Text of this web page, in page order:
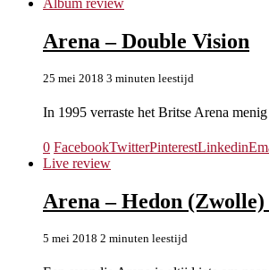
Arena – Double Vision
25 mei 2018 3 minuten leestijd
In 1995 verraste het Britse Arena
0 FacebookTwitterPinterestLinkedin
Live review
Arena – Hedon (Zwolle)
5 mei 2018 2 minuten leestijd